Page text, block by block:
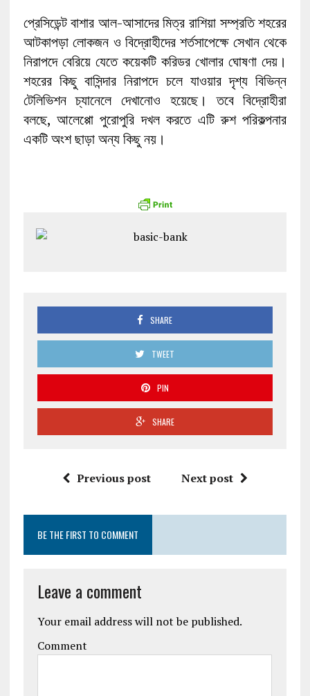
প্রেসিডেন্ট বাশার আল-আসাদের মিত্র রাশিয়া সম্প্রতি শহরের
আটকাপড়া লোকজন ও বিদ্রোহীদের শর্তসাপেক্ষে সেখান থেকে
নিরাপদে বেরিয়ে যেতে কয়েকটি করিডর খোলার ঘোষণা দেয়।
শহরের কিছু বাসিন্দার নিরাপদে চলে যাওয়ার দৃশ্য বিভিন্ন
টেলিভিশন চ্যানেলে দেখানোও হয়েছে। তবে বিদ্রোহীরা
বলছে, আলেপ্পো পুরোপুরি দখল করতে এটি রুশ পরিকল্পনার
একটি অংশ ছাড়া অন্য কিছু নয়।
SHARE
TWEET
PIN
SHARE
Previous post Next post
BE THE FIRST TO COMMENT
Leave a comment
Your email address will not be published.
Comment